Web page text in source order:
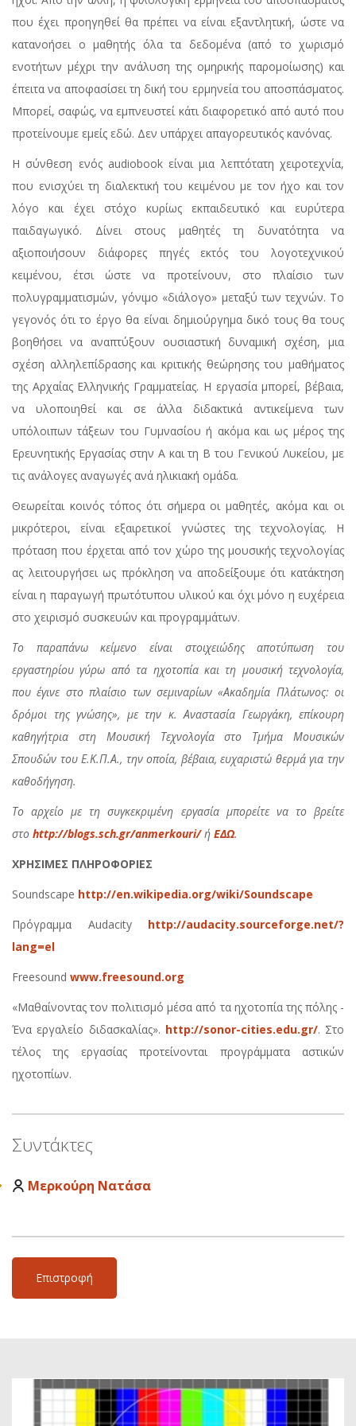
που έχει προηγηθεί θα πρέπει να είναι εξαντλητική, ώστε να
κατανοήσει ο μαθητής όλα τα δεδομένα (από το χωρισμό
ενοτήτων μέχρι την ανάλυση της ομηρικής παρομοίωσης) και
έπειτα να αποφασίσει τη δική του ερμηνεία του αποσπάσματος.
Μπορεί, σαφώς, να εμπνευστεί κάτι διαφορετικό από αυτό που
προτείνουμε εμείς εδώ. Δεν υπάρχει απαγορευτικός κανόνας.
Η σύνθεση ενός audiobook είναι μια λεπτότατη χειροτεχνία,
που ενισχύει τη διαλεκτική του κειμένου με τον ήχο και τον
λόγο και έχει στόχο κυρίως εκπαιδευτικό και ευρύτερα
παιδαγωγικό. Δίνει στους μαθητές τη δυνατότητα να
αξιοποιήσουν διάφορες πηγές εκτός του λογοτεχνικού
κειμένου, έτσι ώστε να προτείνουν, στο πλαίσιο των
πολυγραμματισμών, γόνιμο «διάλογο» μεταξύ των τεχνών. Το
γεγονός ότι το έργο θα είναι δημιούργημα δικό τους θα τους
βοηθήσει να αναπτύξουν ουσιαστική δυναμική σχέση, μια
σχέση αλληλεπίδρασης και κριτικής θεώρησης του μαθήματος
της Αρχαίας Ελληνικής Γραμματείας. Η εργασία μπορεί, βέβαια,
να υλοποιηθεί και σε άλλα διδακτικά αντικείμενα των
υπόλοιπων τάξεων του Γυμνασίου ή ακόμα και ως μέρος της
Ερευνητικής Εργασίας στην Α και τη Β του Γενικού Λυκείου, με
τις ανάλογες αναγωγές ανά ηλικιακή ομάδα.
Θεωρείται κοινός τόπος ότι σήμερα οι μαθητές, ακόμα και οι
μικρότεροι, είναι εξαιρετικοί γνώστες της τεχνολογίας. Η
πρόταση που έρχεται από τον χώρο της μουσικής τεχνολογίας
ας λειτουργήσει ως πρόκληση να αποδείξουμε ότι κατάκτηση
είναι η παραγωγή πρωτότυπου υλικού και όχι μόνο η ευχέρεια
στο χειρισμό συσκευών και προγραμμάτων.
Το παραπάνω κείμενο είναι στοιχειώδης αποτύπωση του
εργαστηρίου γύρω από τα ηχοτοπία και τη μουσική τεχνολογία,
που έγινε στο πλαίσιο των σεμιναρίων «Ακαδημία Πλάτωνος: οι
δρόμοι της γνώσης», με την κ. Αναστασία Γεωργάκη, επίκουρη
καθηγήτρια στη Μουσική Τεχνολογία στο Τμήμα Μουσικών
Σπουδών του Ε.Κ.Π.Α., την οποία, βέβαια, ευχαριστώ θερμά για την
καθοδήγηση.
Το αρχείο με τη συγκεκριμένη εργασία μπορείτε να το βρείτε
στο http://blogs.sch.gr/anmerkouri/ή ΕΔΩ.
ΧΡΗΣΙΜΕΣ ΠΛΗΡΟΦΟΡΙΕΣ
Soundscape http://en.wikipedia.org/wiki/Soundscape
Πρόγραμμα Audacity http://audacity.sourceforge.net/?
lang=el
Freesound www.freesound.org
«Μαθαίνοντας τον πολιτισμό μέσα από τα ηχοτοπία της πόλης -
Ένα εργαλείο διδασκαλίας». http://sonor-cities.edu.gr/. Στο
τέλος της εργασίας προτείνονται προγράμματα αστικών
ηχοτοπίων.
Συντάκτες
Μερκούρη Νατάσα
Επιστροφή